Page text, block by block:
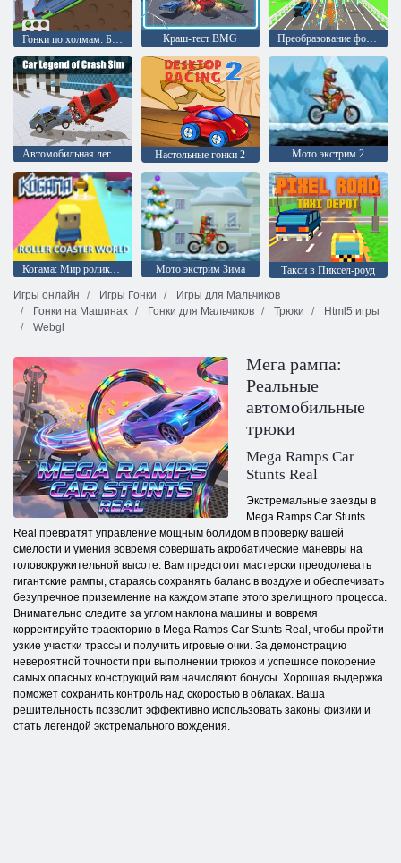
Гонки по холмам: Безумное бездорожье Краш-тест BMG Преобразование формы
Автомобильная легенда Симулятор крушения Настольные гонки 2 Мото экстрим 2
Когама: Мир роликовых машин Мото экстрим Зима
Такси в Пиксел-роуд
Игры онлайн
Игры Гонки
Игры для Мальчиков
Гонки на Машинах
Гонки для Мальчиков Трюки
Html5 игры
Webgl
Мега рампа:
Реальные
автомобильные
трюки
Mega Ramps Car
Stunts Real
Экстремальные заезды в
Mega Ramps Car Stunts
Real превратят управление мощным болидом в проверку вашей
смелости и умения вовремя совершать акробатические маневры на
головокружительной высоте. Вам предстоит мастерски преодолевать
гигантские рампы, стараясь сохранять баланс в воздухе и обеспечивать
безупречное приземление на каждом этапе этого зрелищного процесса.
Внимательно следите за углом наклона машины и вовремя
корректируйте траекторию в Mega Ramps Car Stunts Real, чтобы пройти
узкие участки трассы и получить игровые очки. За демонстрацию
невероятной точности при выполнении трюков и успешное покорение
самых опасных конструкций вам начисляют бонусы. Хорошая выдержка
поможет сохранить контроль над скоростью в облаках. Ваша
решительность позволит эффективно использовать законы физики и
стать легендой экстремального вождения.